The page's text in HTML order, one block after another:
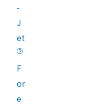
-
J
et
Ⓡ
F
or
e